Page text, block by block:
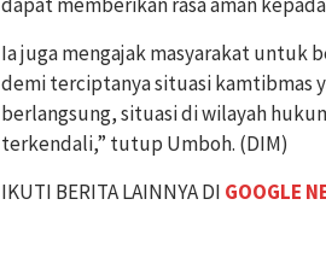
Ia juga mengajak masyarakat untuk
demi terciptanya situasi kamtibmas
berlangsung, situasi di wilayah
terkendali,” tutup Umboh. (DIM)
IKUTI BERITA LAINNYA DI GOOGLE